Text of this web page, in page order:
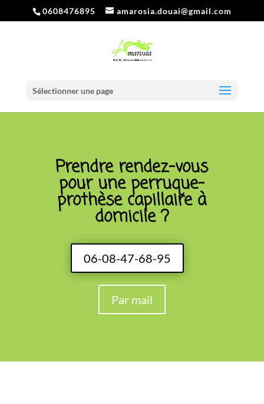
0608476895 amarosia.douai@gmail.com
Sélectionner une page
Prendre rendez-vous
pour une perruque-
prothèse capillaire à
domicile ?
06-08-47-68-95
Par mail